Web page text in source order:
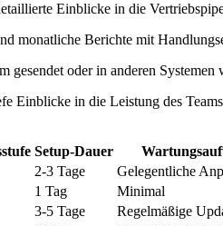
Einblicke in die
monatliche Berichte mit
gesendet oder in anderen
Einblicke in die Leistung des
Setup-Dauer
2-3 Tage Gelegentliche
1 Tag Minimal
3-5 Tage Regelmäßige